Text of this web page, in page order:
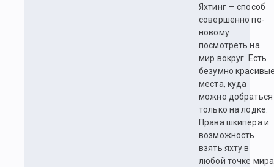
Яхтинг — способ
совершенно по-
новому
посмотреть на
мир вокруг. Есть
безумно
места, куда
можно добраться
только на лодке.
Права шкипера и
возможность
взять яхту в
любой точке мира